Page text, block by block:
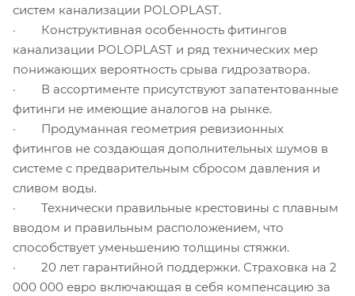
систем канализации POLOPLAST.
· Конструктивная особенность фитингов
канализации POLOPLAST и ряд технических мер
понижающих вероятность срыва гидрозатвора.
· В ассортименте присутствуют запатентованные
фитинги не имеющие аналогов на рынке.
· Продуманная геометрия ревизионных
фитингов не создающая дополнительных шумов в
системе с предварительным сбросом давления и
сливом воды.
· Технически правильные крестовины с плавным
вводом и правильным расположением, что
способствует уменьшению толщины стяжки.
· 20 лет гарантийной поддержки. Страховка на 2
000 000 евро включающая в себя компенсацию за